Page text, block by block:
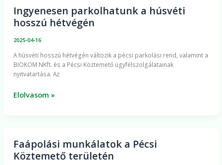
Ingyenesen parkolhatunk a húsvéti
hosszú hétvégén
2025-04-16
A húsvéti hosszú hétvégén változik a pécsi parkolási rend, valamint a
BIOKOM NKft. és a Pécsi Köztemető ügyfélszolgálatainak
nyitvatartása. Az
Ingyenesen
parkolhatunk
hosszú
hétvégén
Elolvasom »
Faápolási munkálatok a Pécsi
Köztemető területén
Faápolási
munkálatok